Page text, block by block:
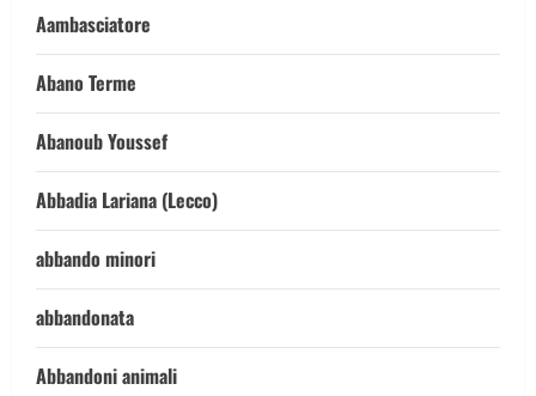
Aambasciatore
Abano Terme
Abanoub Youssef
Abbadia Lariana (Lecco)
abbando minori
abbandonata
Abbandoni animali